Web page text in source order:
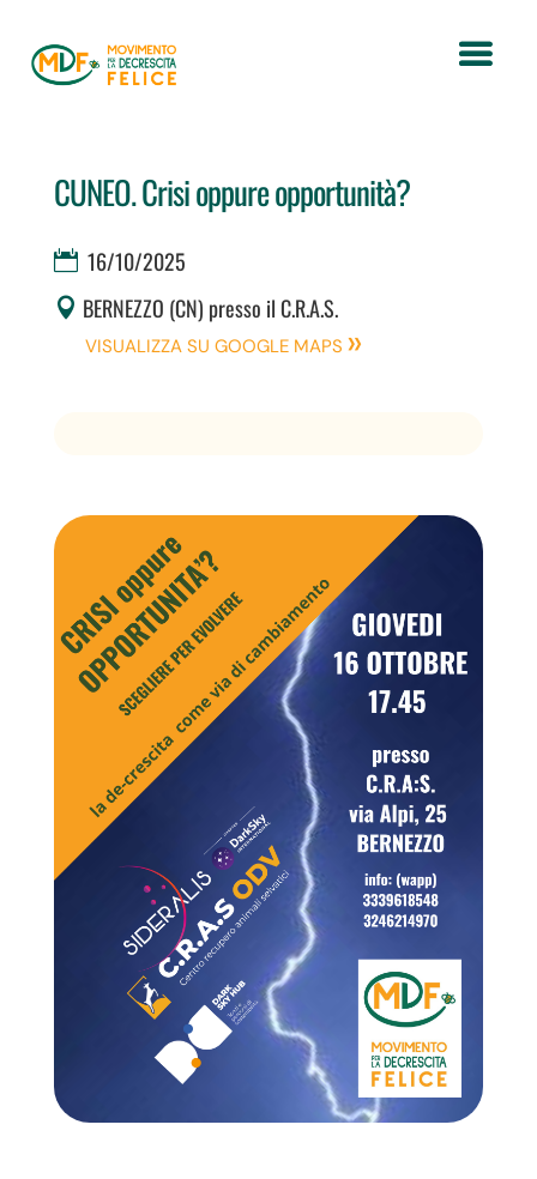
CUNEO. Crisi oppure opportunità?
16/10/2025
BERNEZZO (CN) presso il C.R.A.S.
VISUALIZZA SU GOOGLE MAPS